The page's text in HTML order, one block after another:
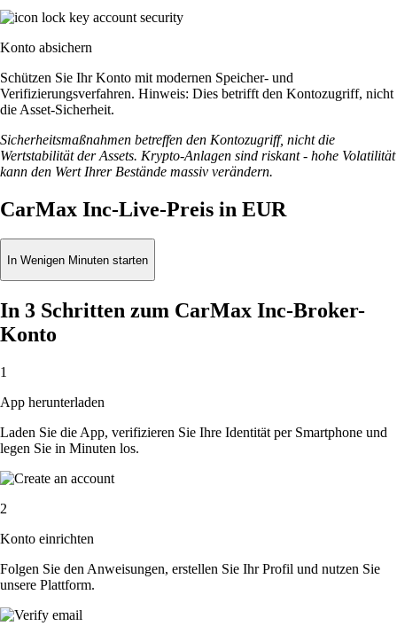
Konto absichern
Schützen Sie Ihr Konto mit modernen Speicher- und
Verifizierungsverfahren. Hinweis: Dies betrifft den Kontozugriff, nicht
die Asset-Sicherheit.
Sicherheitsmaßnahmen betreffen den Kontozugriff, nicht die
Wertstabilität der Assets. Krypto-Anlagen sind riskant - hohe Volatilität
kann den Wert Ihrer Bestände massiv verändern.
CarMax Inc-Live-Preis in EUR
In Wenigen Minuten starten
In 3 Schritten zum CarMax Inc-Broker-
Konto
1
App herunterladen
Laden Sie die App, verifizieren Sie Ihre Identität per Smartphone und
legen Sie in Minuten los.
2
Konto einrichten
Folgen Sie den Anweisungen, erstellen Sie Ihr Profil und nutzen Sie
unsere Plattform.